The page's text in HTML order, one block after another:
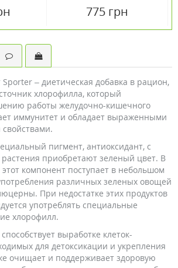
775 грн
– диетическая добавка в рацион,
хлорофилла, который
работы желудочно-кишечного
иммунитет и обладает выраженными
пигмент, антиоксидант, с
приобретают зеленый цвет. В
компонент поступает в небольшом
различных зеленых овощей
При недостатке этих продуктов
употреблять специальные
хлорофилл.
выработке клеток-
для детоксикации и укрепления
очищает и поддерживает здоровую